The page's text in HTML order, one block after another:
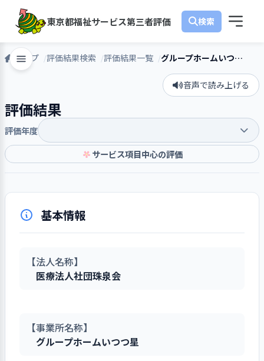
東京都福祉サービス第三者評価
トップ 評価結果検索 評価結果一覧 グループホームいつつ星
音声で読み上げる
評価結果
評価年度
サービス項目中心の評価
基本情報
【法人名称】
医療法人社団珠泉会
【事業所名称】
グループホームいつつ星